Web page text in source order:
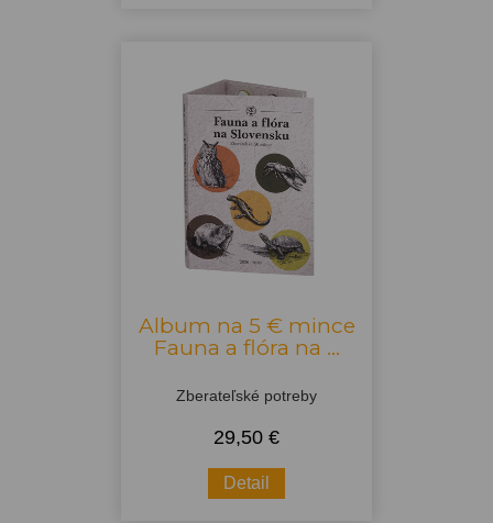
Album na 5 € mince
Fauna a flóra na ...
Zberateľské potreby
29,50 €
Detail